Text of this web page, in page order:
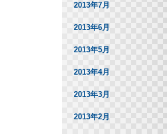
2013年7月
2013年6月
2013年5月
2013年4月
2013年3月
2013年2月